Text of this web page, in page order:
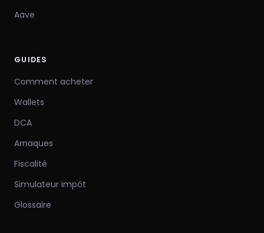
Aave
GUIDES
Comment acheter
Wallets
DCA
Arnaques
Fiscalité
Simulateur impôt
Glossaire